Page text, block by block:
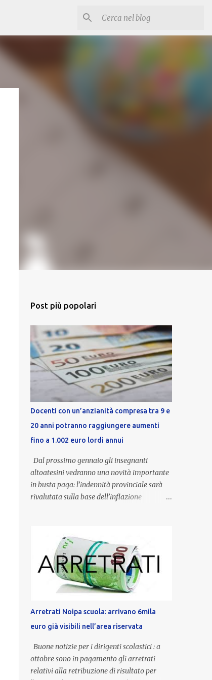
Post più popolari
Docenti con un’anzianità compresa tra 9 e
20 anni potranno raggiungere aumenti
fino a 1.002 euro lordi annui
Dal prossimo gennaio gli insegnanti
altoatesini vedranno una novità importante
in busta paga: l’indennità provinciale sarà
rivalutata sulla base dell’inflazione
un’anzianità compresa tra 9 e 20 anni
potranno raggiungere fino a 1.002 euro lordi
annui. Il nuovo contratto provinciale
introduce inoltre un congedo speciale
dedicato alle donne vittime di violenza di
genere, in linea con la normativa nazionale e
con l’obiettivo di offrire maggiore tutela e
supporto in situazioni delicate. L’indennità
provinciale per i docenti è un unicum in
Italia: si tratta di una misura esclusiva della
Provincia autonoma di Bolzano, che integra
Arretrati Noipa scuola: arrivano 6mila
euro già visibili nell’area riservata
Buone notizie per i dirigenti scolastici : a
ottobre sono in pagamento gli arretrati
relativi alla retribuzione di risultato per